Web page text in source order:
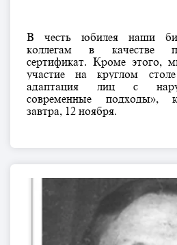
В честь юбилея наши
коллегам в качестве
сертификат. Кроме этого,
участие на круглом
адаптация лиц с
современные подходы»,
завтра, 12 ноября.